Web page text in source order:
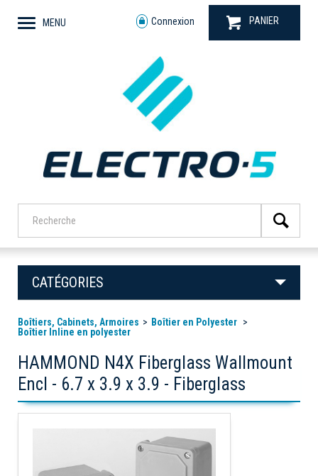
MENU Connexion PANIER
CATÉGORIES
Boîtiers, Cabinets, Armoires
Boîtier en Polyester
Boîtier Inline en polyester
HAMMOND N4X Fiberglass Wallmount
Encl - 6.7 x 3.9 x 3.9 - Fiberglass